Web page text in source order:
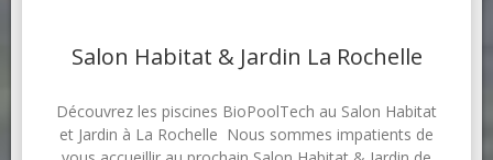
Salon Habitat & Jardin La Rochelle
Découvrez les piscines BioPoolTech au Salon Habitat
et Jardin à La Rochelle Nous sommes impatients de